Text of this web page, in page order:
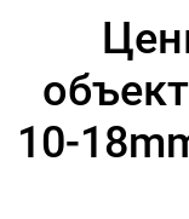
10-